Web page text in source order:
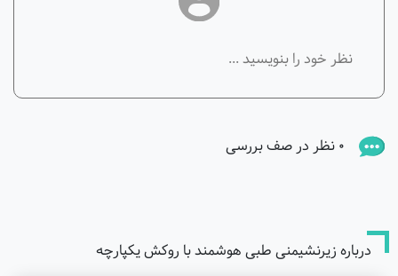
0 نظر در صف بررسی
درباره زیرنشیمنی طبی هوشمند با روکش یکپارچه